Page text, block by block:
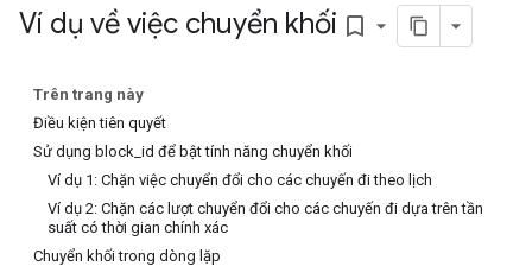
Ví dụ về việc chuyển khối bookmark_border
Trên trang này
Điều kiện tiên quyết
Sử dụng block_id để bật tính năng chuyển khối
Ví dụ 1: Chặn việc chuyển đổi cho các chuyến đi theo lịch
Ví dụ 2: Chặn các lượt chuyển đổi cho các chuyến đi dựa trên tần
suất có thời gian chính xác
Chuyển khối trong dòng lặp